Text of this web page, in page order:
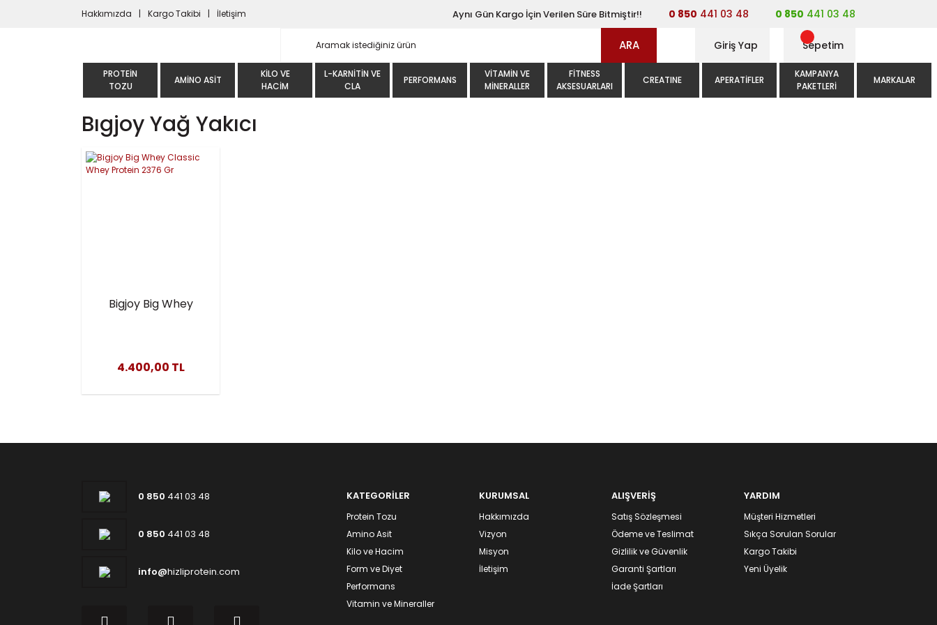
Hakkımızda Kargo Takibi İletişim Aynı Gün Kargo İçin Verilen Süre Bitmiştir!! 0 850 441 03 48 0 850 441 03 48
ARA Giriş Yap Sepetim
PROTEIN
TOZU
AMINO ASIT
KILO VE
HACIM
L-KARNITIN VE
CLA
PERFORMANS
VITAMIN VE
MINERALLER
FITNESS
AKSESUARLARI
CREATINE APERATIFLER
KAMPANYA
PAKETLERI
MARKALAR
Bıgjoy Yağ Yakıcı
Bigjoy Big Whey
4.400,00 TL
0 850 441 03 48
0 850 441 03 48
info@hizliprotein.com
KATEGORİLER
Protein Tozu
Amino Asit
Kilo ve Hacim
Form ve Diyet
Performans
Vitamin ve Mineraller
KURUMSAL
Hakkımızda
Vizyon
Misyon
İletişim
ALIŞVERİŞ
Satış Sözleşmesi
Ödeme ve Teslimat
Gizlilik ve Güvenlik
Garanti Şartları
İade Şartları
YARDIM
Müşteri Hizmetleri
Sıkça Sorulan Sorular
Kargo Takibi
Yeni Üyelik